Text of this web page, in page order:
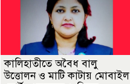
কালিহাতীতে অবৈধ বালু
উত্তোলন ও মাটি কাটায় মোবাইল